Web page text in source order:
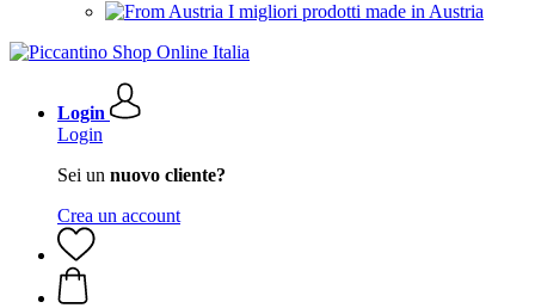
I migliori prodotti made in Austria
Login
Login
Sei un nuovo cliente?
Crea un account